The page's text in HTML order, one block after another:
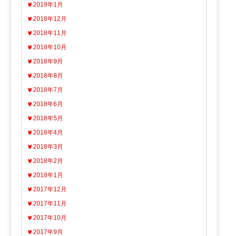
2019年1月
2018年12月
2018年11月
2018年10月
2018年9月
2018年8月
2018年7月
2018年6月
2018年5月
2018年4月
2018年3月
2018年2月
2018年1月
2017年12月
2017年11月
2017年10月
2017年9月